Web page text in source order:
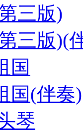
三版)
三版)(
国
国(伴奏)
琴